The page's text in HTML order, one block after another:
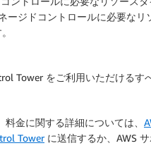
ージドコントロールに必要なリ
Tower をご利用いただけるす
料金に関する詳細については、
Towerに送信するか、AWS